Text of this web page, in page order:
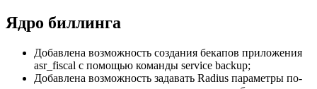
Ядро биллинга
Добавлена возможность создания бекапов приложения
asr_fiscal с помощью команды service backup;
Добавлена возможность задавать Radius параметры по-